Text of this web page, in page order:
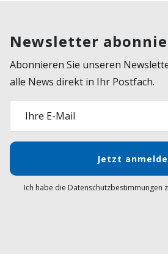
Newsletter
Abonnieren Sie unseren
alle News direkt in Ihr Postfach.
Ihre E-Mail
Jetzt
Ich habe die Datenschutzbestimmungen